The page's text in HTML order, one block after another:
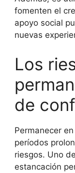
fomenten el
apoyo social
nuevas
Los
de
Permanecer
períodos
riesgos. Uno
estancación